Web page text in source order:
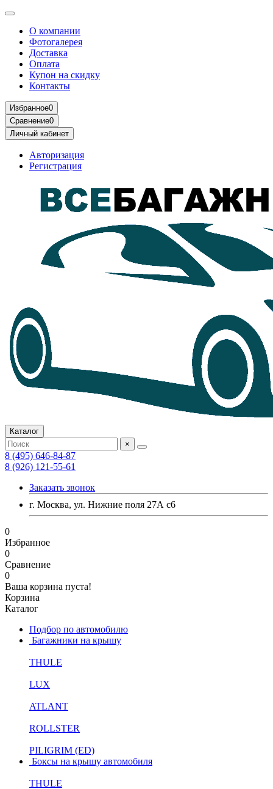
О компании
Фотогалерея
Доставка
Оплата
Купон на скидку
Контакты
Избранное0
Сравнение0
Личный кабинет
Авторизация
Регистрация
Каталог
×
8 (495) 646-84-87
8 (926) 121-55-61
Заказать звонок
г. Москва, ул. Нижние поля 27А с6
0
Избранное
0
Сравнение
0
Ваша корзина пуста!
Корзина
Каталог
Подбор по автомобилю
Багажники на крышу
THULE
LUX
ATLANT
ROLLSTER
PILIGRIM (ED)
Боксы на крышу автомобиля
THULE